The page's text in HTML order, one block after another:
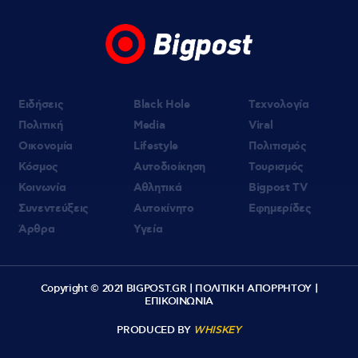
Ειδήσεις
Πολιτική
Οικονομία
Κόσμος
Κοινωνία
Συνεντεύξεις
Άρθρα
Black Hole
Media
Lifestyle
Αυτοδιοίκηση
Αθλητικά
Αυτοκίνητο
Υγεία
Τεχνολογία
Viral
Πολιτισμός
Τουρισμός
Bigpost TV
Εφημερίδες
Copyright © 2021 BIGPOST.GR | ΠΟΛΙΤΙΚΗ ΑΠΟΡΡΗΤΟΥ|
ΕΠΙΚΟΙΝΩΝΙΑ
PRODUCED BY WHISKEY